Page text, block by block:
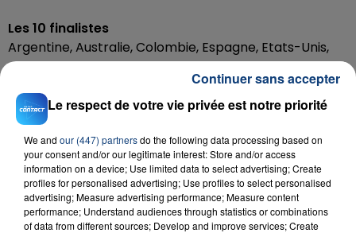
Les 10 finalistes
Argentine, Australie, Colombie, Espagne, Etats-Unis,
Jamaïque, Pays-Bas, Philippines, Ukraine et Venezuela.
Classement final
Miss Univers 2014: Pauline Vega (Colombie)
Première dauphine: Nia Sanchez (Etats-Unis)
Deuxième dauphine: Diana Harkusha (Ukraine)
Troisième dauphine: Yasmin Verheijen (Pays-Bas)
Quatrième dauphine: Kaci Fennell (Jamaïque)
Le respect de votre vie privée est notre priorité
We and our (447) partnersdo the following data processing based on
your consent and/or our legitimate interest: Store and/or access
information on a device; Use limited data to select advertising; Create
profiles for personalised advertising; Use profiles to select personalised
advertising; Measure advertising performance; Measure content
performance; Understand audiences through statistics or combinations
of data from different sources; Develop and improve services; Create
Continuer sans accepter